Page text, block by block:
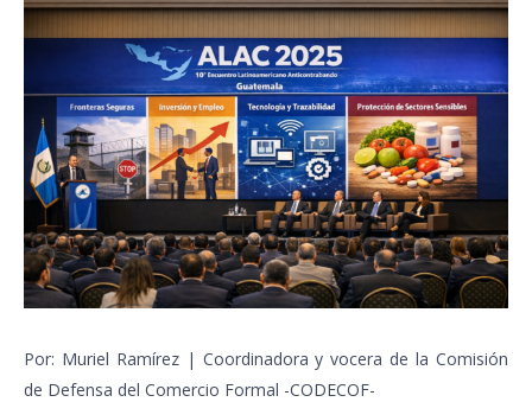
Por: Muriel Ramírez | Coordinadora y vocera de la Comisión
de Defensa del Comercio Formal -CODECOF-